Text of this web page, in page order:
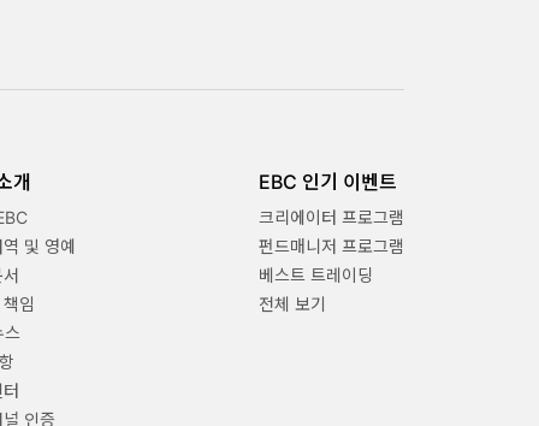
개
및 영예
임
스
인증
EBC 인기 이벤트
크리에이터 프로그램
펀드매니저 프로그램
베스트 트레이딩
전체 보기